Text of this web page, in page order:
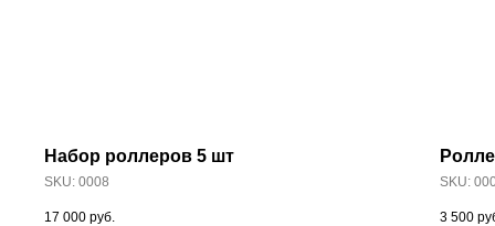
Набор роллеров 5 шт
SKU: 0008
17 000 руб.
SKU:
3 500